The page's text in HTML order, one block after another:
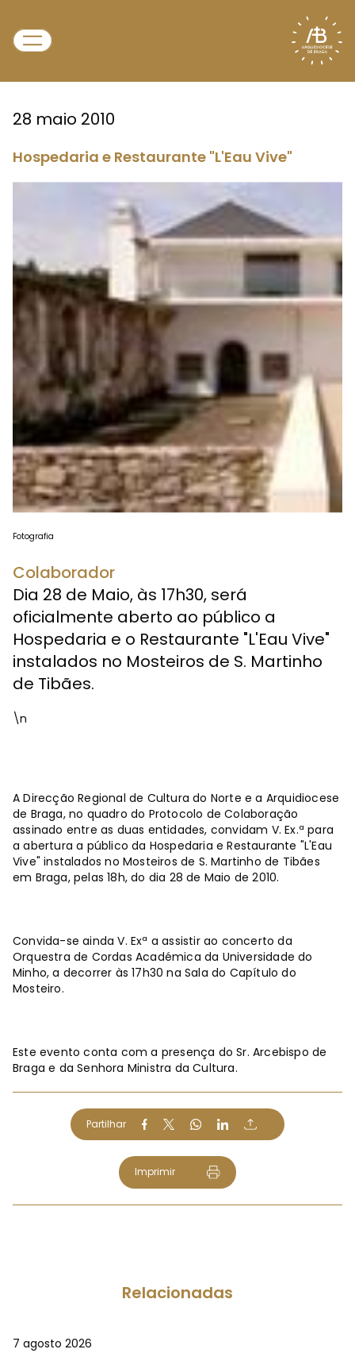
28 maio 2010
Hospedaria e Restaurante "L'Eau Vive"
Fotografia
Colaborador
Dia 28 de Maio, às 17h30, será
oficialmente aberto ao público a
Hospedaria e o Restaurante "L'Eau Vive"
instalados no Mosteiros de S. Martinho
de Tibães.
\n
A Direcção Regional de Cultura do Norte e a Arquidiocese
de Braga, no quadro do Protocolo de Colaboração
assinado entre as duas entidades, convidam V. Ex.ª para
a abertura a público da Hospedaria e Restaurante "L'Eau
Vive" instalados no Mosteiros de S. Martinho de Tibães
em Braga, pelas 18h, do dia 28 de Maio de 2010.
Convida-se ainda V. Exª a assistir ao concerto da
Orquestra de Cordas Académica da Universidade do
Minho, a decorrer às 17h30 na Sala do Capítulo do
Mosteiro.
Este evento conta com a presença do Sr. Arcebispo de
Braga e da Senhora Ministra da Cultura.
Partilhar
Imprimir
Relacionadas
7 agosto 2026